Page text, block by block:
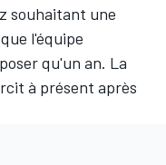
souhaitant une
l'équipe
qu'un an. La
à présent après